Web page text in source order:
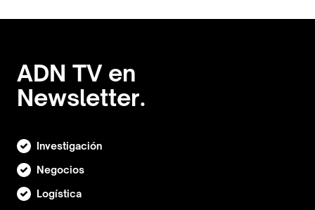
ADN TV en
Newsletter.
Investigación
Negocios
Logística